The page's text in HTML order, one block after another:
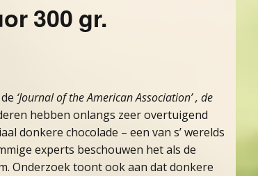
300 gr.
‘Journal of the American Association’ , de
hebben onlangs zeer overtuigend
donkere chocolade – een van s’ werelds
experts beschouwen het als de
Onderzoek toont ook aan dat donkere